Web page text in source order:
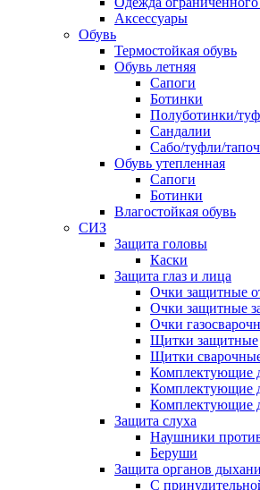
Аксессуары
Обувь
Термостойкая обувь
Обувь летняя
Сапоги
Ботинки
Полуботинки/
Сандалии
Сабо/туфли/
Обувь утепленная
Сапоги
Ботинки
Влагостойкая обувь
СИЗ
Защита головы
Каски
Защита глаз и лица
Очки защитные
Очки защитные
Очки
Щитки защитные
Щитки
Комплектующие
Комплектующие
Комплектующие
Защита слуха
Наушники
Беруши
Защита органов
С